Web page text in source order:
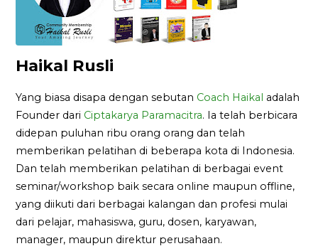
Haikal Rusli
Yang biasa disapa dengan sebutan Coach Haikal adalah
Founder dari Ciptakarya Paramacitra. Ia telah berbicara
didepan puluhan ribu orang orang dan telah
memberikan pelatihan di beberapa kota di Indonesia.
Dan telah memberikan pelatihan di berbagai event
seminar/workshop baik secara online maupun offline,
yang diikuti dari berbagai kalangan dan profesi mulai
dari pelajar, mahasiswa, guru, dosen, karyawan,
manager, maupun direktur perusahaan.